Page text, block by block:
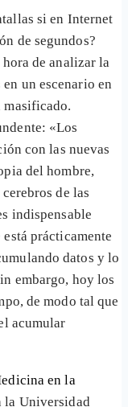
si en Internet
de segundos?
de analizar la
un escenario en
masificado.
«Los
con las nuevas
del hombre,
de las
indispensable
prácticamente
datos y lo
embargo, hoy los
de modo tal que
acumular
en la
la Universidad